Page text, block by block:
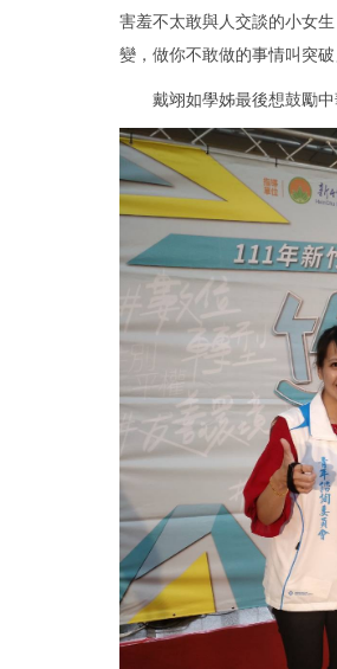
害羞不太敢與人交談的小女
變，做你不敢做的事情叫突
戴翊如學姊最後想鼓勵中